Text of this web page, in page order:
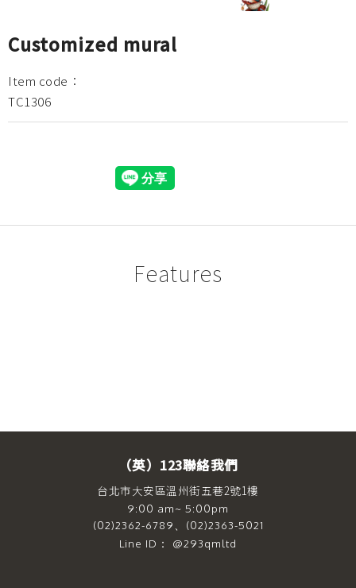
Customized mural
Item code：
TC1306
Features
（英）123聯絡我們
台北市大安區溫州街五巷2號1樓
9:00 am~ 5:00pm
(02)2362-6789、(02)2363-5021
Line ID： @293qmltd